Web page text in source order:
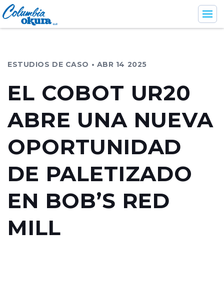
Industrias
Servicios de apoyo
Productos
En Br Es
ESTUDIOS DE CASO • ABR 14 2025
EL COBOT UR20
ABRE UNA NUEVA
OPORTUNIDAD
DE PALETIZADO
EN BOB’S RED
MILL